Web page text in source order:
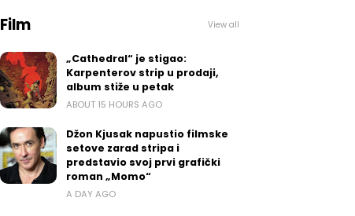
Film View all
„Cathedral“ je stigao:
Karpenterov strip u prodaji,
album stiže u petak
ABOUT 15 HOURS AGO
Džon Kjusak napustio filmske
setove zarad stripa i
predstavio svoj prvi grafički
roman „Momo“
A DAY AGO